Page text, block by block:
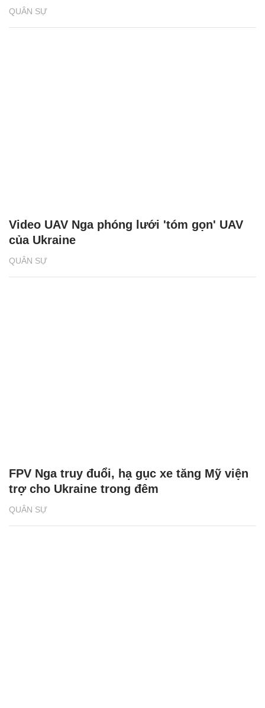
QUÂN SỰ
QUÂN SỰ
Video UAV Nga phóng lưới 'tóm gọn' UAV
của Ukraine
QUÂN SỰ
FPV Nga truy đuổi, hạ gục xe tăng Mỹ viện
trợ cho Ukraine trong đêm